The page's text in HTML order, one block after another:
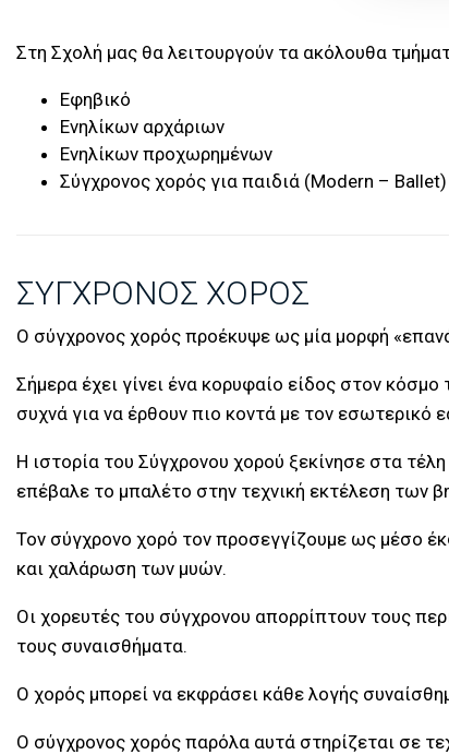
Στη Σχολή μας θα λειτουργούν τα ακόλουθα
Εφηβικό
Ενηλίκων αρχάριων
Ενηλίκων προχωρημένων
Σύγχρονος χορός για παιδιά (Modern – Ballet)
ΣΎΓΧΡΟΝΟΣ ΧΟΡΌΣ
Ο σύγχρονος χορός προέκυψε ως μία μορφή
Σήμερα έχει γίνει ένα κορυφαίο είδος στον
συχνά για να έρθουν πιο κοντά με τον εσωτερικό
Η ιστορία του Σύγχρονου χορού ξεκίνησε στα
επέβαλε το μπαλέτο στην τεχνική εκτέλεση των
Τον σύγχρονο χορό τον προσεγγίζουμε ως μέσο
και χαλάρωση των μυών.
Οι χορευτές του σύγχρονου απορρίπτουν τους
τους συναισθήματα.
Ο χορός μπορεί να εκφράσει κάθε λογής
Ο σύγχρονος χορός παρόλα αυτά στηρίζεται σε